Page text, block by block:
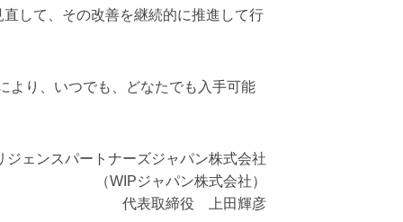
して、その改善を継続的に推進して行
より、いつでも、どなたでも入手可能
ジェンスパートナーズジャパン株式会社
（WIPジャパン株式会社）
代表取締役 上田輝彦